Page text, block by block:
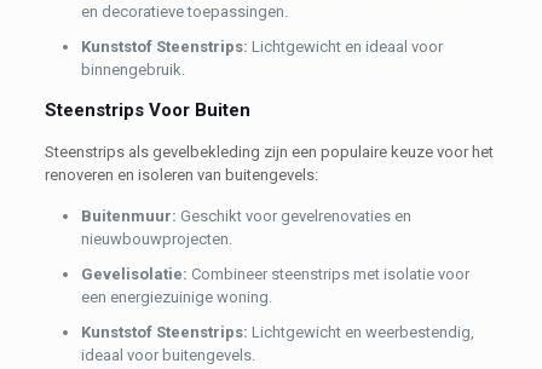
en decoratieve toepassingen.
Kunststof Steenstrips: Lichtgewicht en ideaal voor
binnengebruik.
Steenstrips Voor Buiten
Steenstrips als gevelbekleding zijn een populaire keuze voor het
renoveren en isoleren van buitengevels:
Buitenmuur: Geschikt voor gevelrenovaties en
nieuwbouwprojecten.
Gevelisolatie: Combineer steenstrips met isolatie voor
een energiezuinige woning.
Kunststof Steenstrips: Lichtgewicht en weerbestendig,
ideaal voor buitengevels.